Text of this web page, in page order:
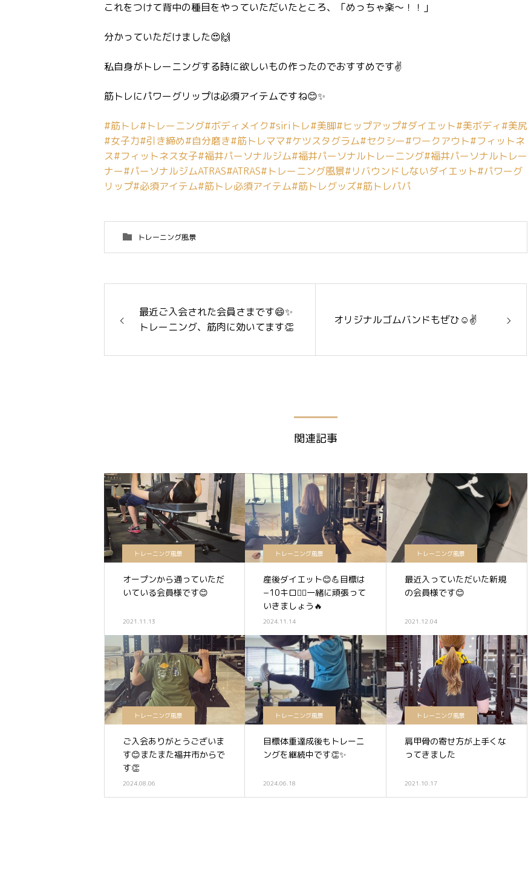
これをつけて背中の種目をやっていただいたところ、「めっちゃ楽〜！！」
分かっていただけました😍🙌
私自身がトレーニングする時に欲しいもの作ったのでおすすめです✌️
筋トレにパワーグリップは必須アイテムですね😊✨
#筋トレ#トレーニング#ボディメイク#siriトレ#美脚#ヒップアップ#ダイエット#美ボディ#美尻
#女子力#引き締め#自分磨き#筋トレママ#ケツスタグラム#セクシー#ワークアウト#フィットネ
ス#フィットネス女子#福井パーソナルジム#福井パーソナルトレーニング#福井パーソナルトレー
ナー#パーソナルジムATRAS#ATRAS#トレーニング風景#リバウンドしないダイエット#パワーグ
リップ#必須アイテム#筋トレ必須アイテム#筋トレグッズ#筋トレパパ
トレーニング風景
最近ご入会された会員さまです😄✨
トレーニング、筋肉に効いてます👏
オリジナルゴムバンドもぜひ☺️✌️
関連記事
トレーニング風景
オープンから通っていただ
いている会員様です😊
2021.11.13
トレーニング風景
産後ダイエット😊💪目標は
−10キロ❤️‍🔥一緒に頑張って
いきましょう🔥
2024.11.14
トレーニング風景
最近入っていただいた新規
の会員様です😊
2021.12.04
トレーニング風景
ご入会ありがとうございま
す😊またまた福井市からで
す👏
2024.08.06
トレーニング風景
目標体重達成後もトレーニ
ングを継続中です👏✨
2024.06.18
トレーニング風景
肩甲骨の寄せ方が上手くな
ってきました
2021.10.17